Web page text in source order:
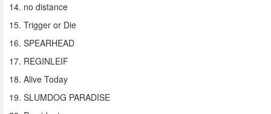
14. no distance
15. Trigger or Die
16. SPEARHEAD
17. REGINLEIF
18. Alive Today
19. SLUMDOG PARADISE